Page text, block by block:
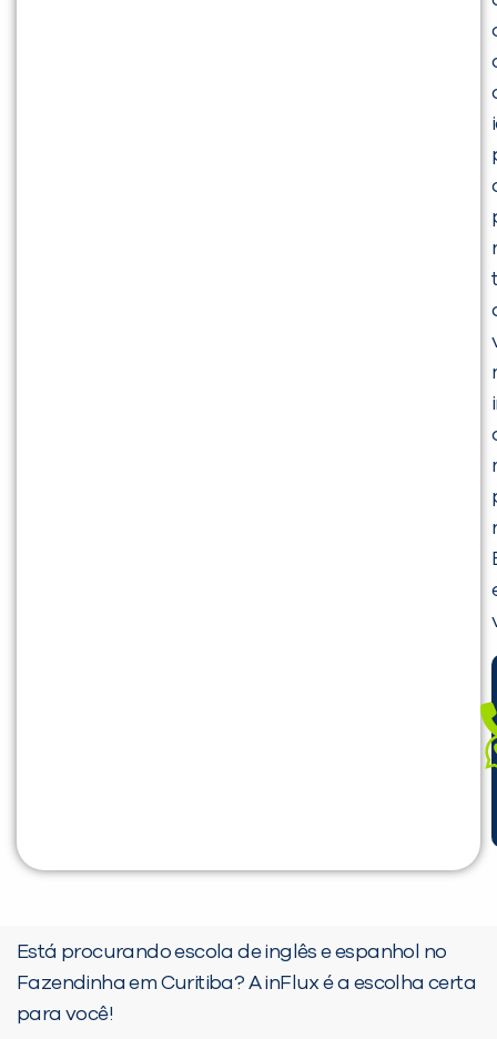
Está procurando escola de inglês e espanhol no
Fazendinha em Curitiba? A inFlux é a escolha certa
para você!